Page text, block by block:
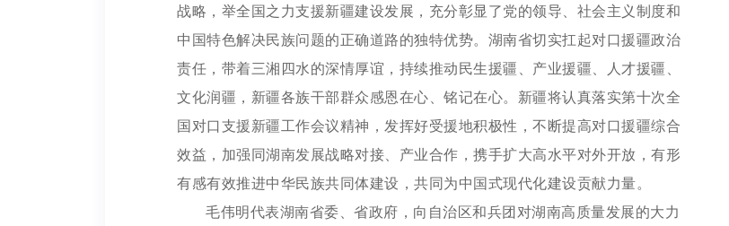
战略，举全国之力支援新疆建设发展，充分彰显了党的领导、社会主义制度和
中国特色解决民族问题的正确道路的独特优势。湖南省切实扛起对口援疆政治
责任，带着三湘四水的深情厚谊，持续推动民生援疆、产业援疆、人才援疆、
文化润疆，新疆各族干部群众感恩在心、铭记在心。新疆将认真落实第十次全
国对口支援新疆工作会议精神，发挥好受援地积极性，不断提高对口援疆综合
效益，加强同湖南发展战略对接、产业合作，携手扩大高水平对外开放，有形
有感有效推进中华民族共同体建设，共同为中国式现代化建设贡献力量。
毛伟明代表湖南省委、省政府，向自治区和兵团对湖南高质量发展的大力